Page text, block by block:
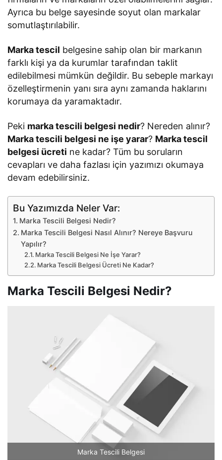
Ayrıca bu belge sayesinde soyut olan markalar
somutlaştırılabilir.
Marka tescil belgesine sahip olan bir markanın
farklı kişi ya da kurumlar tarafından taklit
edilebilmesi mümkün değildir. Bu sebeple markayı
özelleştirmenin yanı sıra aynı zamanda haklarını
korumaya da yaramaktadır.
Peki marka tescili belgesi nedir? Nereden alınır?
Marka tescili belgesi ne işe yarar? Marka tescil
belgesi ücreti ne kadar? Tüm bu soruların
cevapları ve daha fazlası için yazımızı okumaya
devam edebilirsiniz.
Bu Yazımızda Neler Var:
Marka Tescili Belgesi Nedir?
Marka Tescili Belgesi Nasıl Alınır? Nereye Başvuru
Yapılır?
Marka Tescili Belgesi Ne İşe Yarar?
Marka Tescili Belgesi Ücreti Ne Kadar?
Marka Tescili Belgesi Nedir?
Marka Tescili Belgesi